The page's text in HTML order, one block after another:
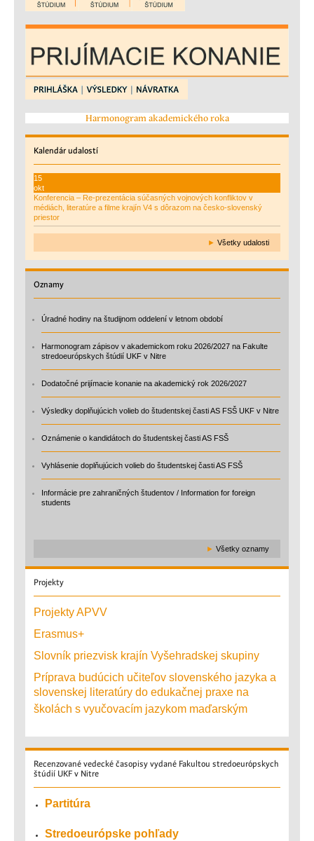
Harmonogram akademického roka
Kalendárudalostí
15
okt
Konferencia – Re-prezentácia súčasných vojnových konfliktov v
médiách, literatúre a filme krajín V4 s dôrazom na česko-slovenský
priestor
► Všetky udalosti
Oznamy
Úradné hodiny na študijnom oddelení v letnom období
Harmonogram zápisov v akademickom roku 2026/2027 na Fakulte
stredoeurópskych štúdií UKF v Nitre
Dodatočné prijímacie konanie na akademický rok 2026/2027
Výsledky doplňujúcich volieb do študentskej časti AS FSŠ UKF v Nitre
Oznámenie o kandidátoch do študentskej časti AS FSŠ
Vyhlásenie doplňujúcich volieb do študentskej časti AS FSŠ
Informácie pre zahraničných študentov / Information for foreign
students
► Všetky oznamy
Projekty
Projekty APVV
Erasmus+
Slovník priezvisk krajín Vyšehradskej skupiny
Príprava budúcich učiteľov slovenského jazyka a
slovenskej literatúry do edukačnej praxe na
školách s vyučovacím jazykom maďarským
Recenzované vedecké časopisy vydané Fakultou stredoeurópskych
štúdií UKF v Nitre
Partitúra
Stredoeurópske pohľady